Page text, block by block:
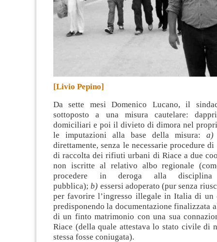
[Livio Pepino]
Da sette mesi Domenico Lucano, il
sottoposto a una misura cautelare:
domiciliari e poi il divieto di dimora nel
le imputazioni alla base della misura: a)
direttamente, senza le necessarie procedure
di raccolta dei rifiuti urbani di Riace a due
non iscritte al relativo albo regionale
procedere in deroga alla disciplina
pubblica);b) essersi adoperato (pur senza
per favorire l’ingresso illegale in Italia di un
predisponendo la documentazione finalizzata
di un finto matrimonio con una sua
Riace (della quale attestava lo stato civile di
stessa fosse coniugata).